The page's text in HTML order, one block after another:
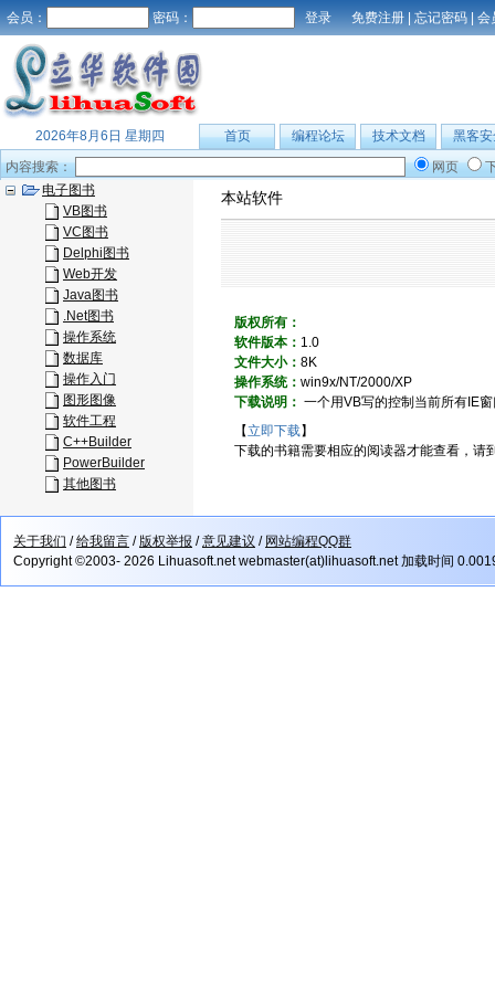
会员： 密码： 免费注册 | 忘记密码 | 会
2026年8月6日 星期四 首页 编程论坛 技术文档
黑客安
内容搜索：
网页
电子图书
VB图书
VC图书
Delphi图书
Web开发
Java图书
.Net图书
操作系统
数据库
操作入门
图形图像
软件工程
C++Builder
PowerBuilder
其他图书
本站软件
版权所有：
软件版本： 1.0
文件大小： 8K
操作系统： win9x/NT/2000/XP
下载说明： 一个用VB写的控制当前所有IE
【立即下载】
下载的书籍需要相应的阅读器才能查看，
关于我们 /给我留言 /版权举报 /意见建议 / 网站编程QQ群
Copyright ©2003- 2026 Lihuasoft.net webmaster(at)lihuasoft.net 加载时间